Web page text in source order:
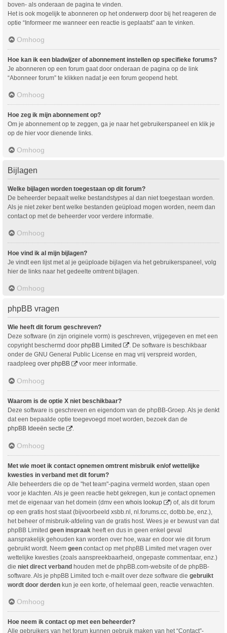
boven- als onderaan de pagina te vinden.
Het is ook mogelijk te abonneren op het onderwerp door bij het reageren de
optie “Informeer me wanneer een reactie is geplaatst” aan te vinken.
Omhoog
Hoe kan ik een bladwijzer of abonnement instellen op specifieke forums?
Je abonneren op een forum gaat door onderaan de pagina op de link
“Abonneer forum” te klikken nadat je een forum geopend hebt.
Omhoog
Hoe zeg ik mijn abonnement op?
Om je abonnement op te zeggen, ga je naar het gebruikerspaneel en klik je
op de hier voor dienende links.
Omhoog
Bijlagen
Welke bijlagen worden toegestaan op dit forum?
De beheerder bepaalt welke bestandstypes al dan niet toegestaan worden.
Als je niet zeker bent welke bestanden geüpload mogen worden, neem dan
contact op met de beheerder voor verdere informatie.
Omhoog
Hoe vind ik al mijn bijlagen?
Je vindt een lijst met al je geüploade bijlagen via het gebruikerspaneel, volg
hier de links naar het gedeelte omtrent bijlagen.
Omhoog
phpBB vragen
Wie heeft dit forum geschreven?
Deze software (in zijn originele vorm) is geschreven, vrijgegeven en met een
copyright beschermd door phpBB Limited
. De software is beschikbaar
onder de GNU General Public License en mag vrij verspreid worden,
raadpleeg over phpBB voor meer informatie.
Omhoog
Waarom is de optie X niet beschikbaar?
Deze software is geschreven en eigendom van de phpBB-Groep. Als je denkt
dat een bepaalde optie toegevoegd moet worden, bezoek dan de
phpBB Ideeën sectie
.
Omhoog
Met wie moet ik contact opnemen omtrent misbruik en/of wettelijke
kwesties in verband met dit forum?
Alle beheerders die op de "het team"-pagina vermeld worden, staan open
voor je klachten. Als je geen reactie hebt gekregen, kun je contact opnemen
met de eigenaar van het domein (dmv een whois lookup
) of, als dit forum
op een gratis host staat (bijvoorbeeld xsbb.nl, nl.forums.cc, dotbb.be, enz.),
het beheer of misbruik-afdeling van de gratis host. Wees je er bewust van dat
phpBB Limited geen inspraak heeft en dus in geen enkel geval
aansprakelijk gehouden kan worden over hoe, waar en door wie dit forum
gebruikt wordt. Neem geen contact op met phpBB Limited met vragen over
wettelijke kwesties (zoals aanspreekbaarheid, ongepaste commentaar, enz.)
die niet direct verband houden met de phpBB.com-website of de phpBB-
software. Als je phpBB Limited toch e-mailt over deze software die gebruikt
wordt door derden kun je een korte, of helemaal geen, reactie verwachten.
Omhoog
Hoe neem ik contact op met een beheerder?
Alle gebruikers van het forum kunnen gebruik maken van het “Contact”-